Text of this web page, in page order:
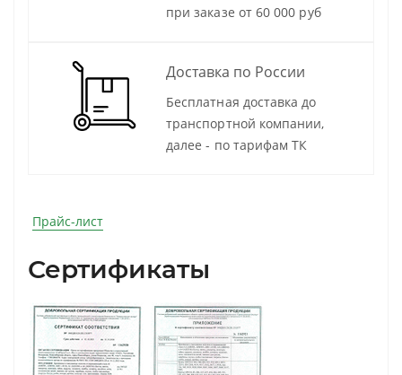
при заказе от 60 000 руб
Доставка по России
Бесплатная доставка до
транспортной компании,
далее - по тарифам ТК
Прайс-лист
Сертификаты